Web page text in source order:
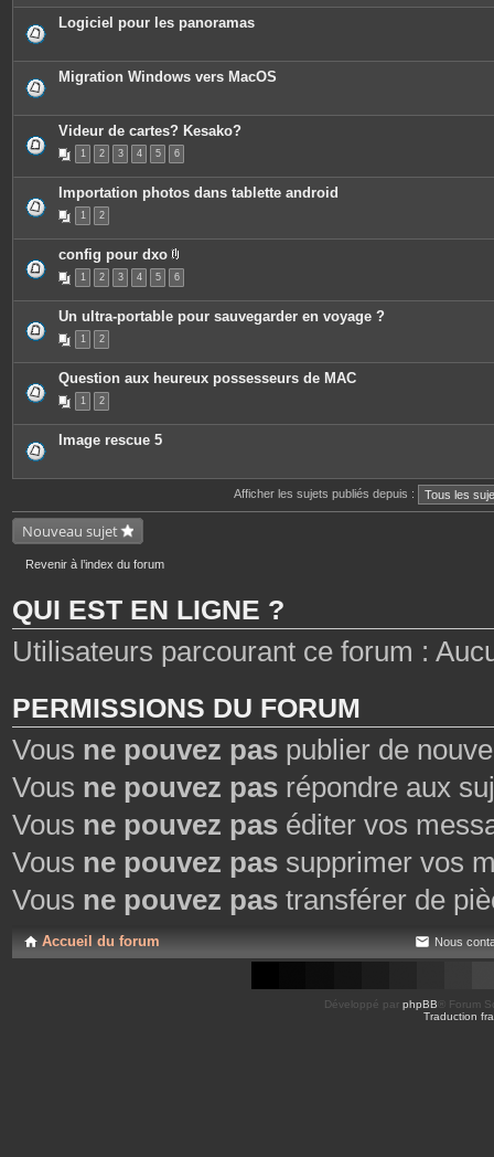
Logiciel pour les panoramas
Migration Windows vers MacOS
Videur de cartes? Kesako?
1 2 3 4 5 6
Importation photos dans tablette android
1 2
config pour dxo
P
i
c
e
n
s
1 2 3 4 5 6
Un ultra-portable pour sauvegarder en voyage ?
1 2
Question aux heureux possesseurs de MAC
1 2
Image rescue 5
Afficher les sujets publiés depuis :
Nouveau sujet
Revenir à l’index du forum
QUI EST EN LIGNE ?
Utilisateurs parcourant ce forum :
PERMISSIONS DU FORUM
Vous ne pouvez pas publier de
Vous ne pouvez pas répondre aux
Vous ne pouvez pas éditer vos
Vous ne pouvez pas supprimer vos
Vous ne pouvez pas transférer de
Accueil du forum Nous
Développé par phpBB ® Forum
Traduction